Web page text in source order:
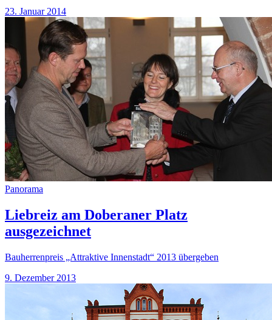
23. Januar 2014
Panorama
Liebreiz am Doberaner Platz
ausgezeichnet
Bauherrenpreis „Attraktive Innenstadt“ 2013 übergeben
9. Dezember 2013